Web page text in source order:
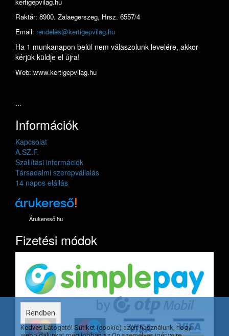
Raktár: 8900. Zalaegerszeg, Hrsz. 6557/4
Email: rendeles@kertigepvilag.hu
Ha 1 munkanapon belül nem válaszolunk levelére, akkor
kérjük küldje el újra!
Web: www.kertigepvilag.hu
...
Információk
Kapcsolat
A.SZ.F.
Szállítási információk
Társadalmi szerepvállalás
14 napos elállás
Árukereső.hu
Fizetési módok
Rendben
Kedves Látogató! Sütiket (cookie) azért használunk, hogy